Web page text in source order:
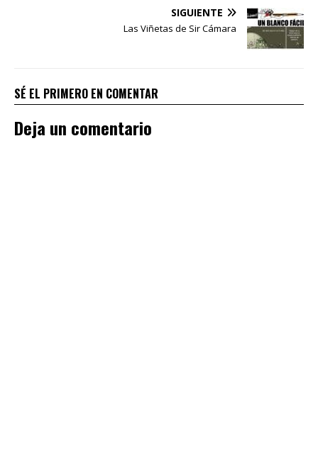
SIGUIENTE
Las Viñetas de Sir Cámara
SÉ EL PRIMERO EN COMENTAR
Deja un comentario